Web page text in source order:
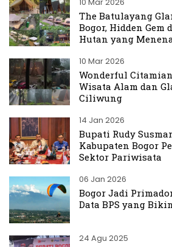
The Batulayang
Bogor, Hidden Gem
Hutan yang
10 Mar 2026
Wonderful
Wisata Alam dan
Ciliwung
14 Jan 2026
Bupati Rudy
Kabupaten Bogor
Sektor Pariwisata
06 Jan 2026
Bogor Jadi
Data BPS yang
24 Agu 2025